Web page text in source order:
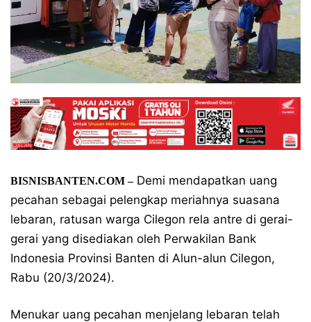
BISNISBANTEN.COM –Demi mendapatkan uang
pecahan sebagai pelengkap meriahnya suasana
lebaran, ratusan warga Cilegon rela antre di gerai-
gerai yang disediakan oleh Perwakilan Bank
Indonesia Provinsi Banten di Alun-alun Cilegon,
Rabu (20/3/2024).
Menukar uang pecahan menjelang lebaran telah